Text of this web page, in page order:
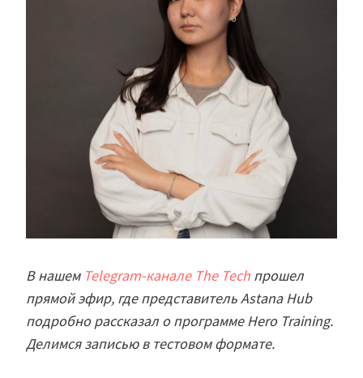
В нашем Telegram-канале The Tech прошел
прямой эфир, где представитель Astana Hub
подробно рассказал о программе Hero Training.
Делимся записью в тестовом формате.